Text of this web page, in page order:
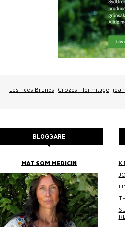
Les Fées Brunes Crozes-Hermitage
BLOGGARE
MAT SOM MEDICIN